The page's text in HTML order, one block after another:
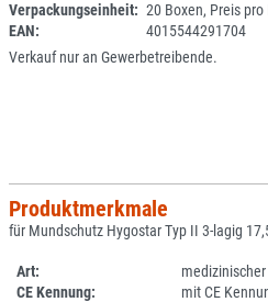
Verpackungseinheit: 20 Boxen, Preis pro
EAN:
4015544291704
Verkauf nur an Gewerbetreibende.
Produktmerkmale
für Mundschutz Hygostar Typ II 3-lagig
Art:
CE Kennung:
mit CE